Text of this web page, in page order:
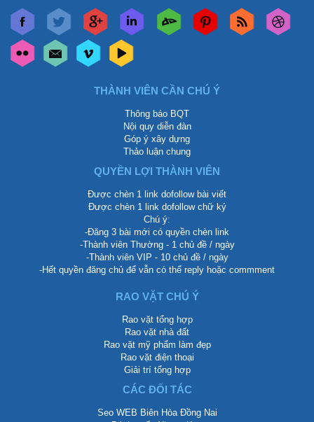
THÀNH VIÊN CẦN CHÚ Ý
Thông báo BQT
Nội quy diễn đàn
Góp ý xây dựng
Thảo luận chung
QUYỀN LỢI THÀNH VIÊN
Được chèn 1 link dofollow bài viết
Được chèn 1 link dofollow chữ ký
Chú ý:
-Đăng 3 bài mới có quyền chèn link
-Thành viên Thường - 1 chủ đề / ngày
-Thành viên VIP - 10 chủ đề / ngày
-Hết quyền đăng chủ để vẫn có thể reply hoặc commment
RAO VẶT CHÚ Ý
Rao vặt tổng hợp
Rao vặt nhà đất
Rao vặt mỹ phẩm làm đẹp
Rao vặt điện thoại
Giải trí tổng hợp
CÁC ĐỐI TÁC
Seo WEB Biên Hòa Đồng Nai